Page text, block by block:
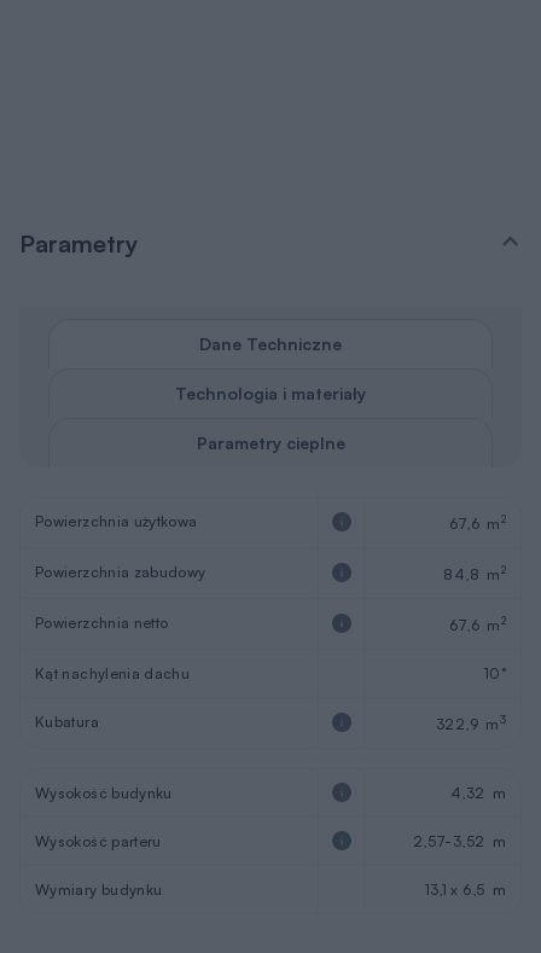
Parametry
Dane Techniczne
Technologia i materiały
Parametry cieplne
Powierzchnia użytkowa 67,6 m2
Powierzchnia zabudowy 84,8 m2
Powierzchnia netto 67,6 m2
Kąt nachylenia dachu 10°
Kubatura 322,9 m3
Wysokość budynku 4,32 m
Wysokość parteru 2,57-3,52 m
Wymiary budynku 13,1 x 6,5 m